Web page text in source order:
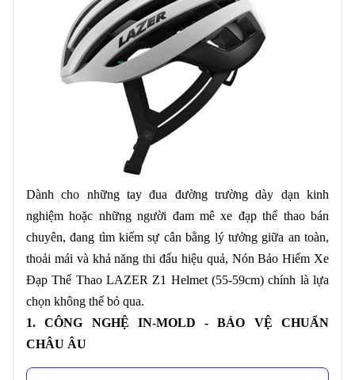
Dành cho những tay đua đường trường dày dạn kinh
nghiệm hoặc những người đam mê xe đạp thể thao bán
chuyên, đang tìm kiếm sự cân bằng lý tưởng giữa an toàn,
thoải mái và khả năng thi đấu hiệu quả, Nón Bảo Hiểm Xe
Đạp Thể Thao LAZER Z1 Helmet (55-59cm) chính là lựa
chọn không thể bỏ qua.
1. CÔNG NGHỆ IN-MOLD - BẢO VỆ CHUẨN
CHÂU ÂU